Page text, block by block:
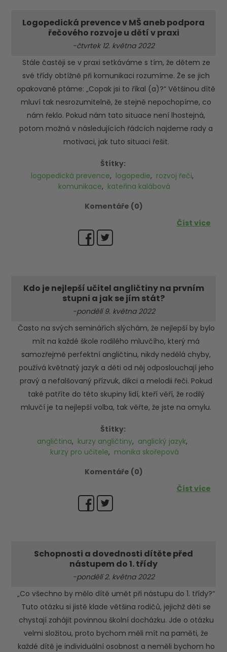
Logopedická prevence v MŠ aneb podpora
řečového rozvoje u dětí v praxi
-čtvrtek 12. května 2022
Stále častěji se v praxi setkáváme s tím, že dětem ze
své třídy obtížně při komunikaci rozumíme. Že se jich
opakovaně ptáme: „Copak jsi to říkal (a)?“ Většinou dítě
mluví tak nesrozumitelně, že stejně nepochopíme, co
nám řeklo. Pokud nám tato situace není lhostejná,
potom možná v následujících řádcích najdeme rady a
motivaci, jak tuto situaci řešit.
Štítky:
logopedická prevence, logopedie, rozvoj řeči,
komunikace, kateřina kalábová
Komentáře (0)
Číst více
Kdo je nejlepší učitel angličtiny na prvním
stupni a jak se jím stát?
-pondělí 9. května 2022
Často na svých seminářích slýchám, že nejlepší by bylo
mít na každé škole rodilého mluvčího, který má
samozřejmě perfektní angličtinu, nikdy nedělá chyby,
používá květnatý jazyk a děti od něj odposlouchají jeho
pravý a nefalšovaný přízvuk, dikci a melodii řeči. Pokud
také patříte do této skupiny lidí, kteří věří, že rodilý
mluvčí je ta nejlepší volba, tak věřte, že jste na omylu.
Štítky:
angličtina, kurzy angličtiny, anglický jazyk,
kurzy pro učitele, monika skořepová
Komentáře (0)
Číst více
Schopnosti a dovednosti dítěte před
nástupem do 1. třídy
-pondělí 2. května 2022
„Co všechno by mělo dítě umět při nástupu do 1. třídy?“
Tuto otázku si jistě klade většina rodičů, jejichž děti se
chystají zahájit povinnou školní docházku. Jde o otázku
velmi složitou, proto bychom měli mít na paměti, že
každé dítě je individuální osobnost a neměli bychom ho